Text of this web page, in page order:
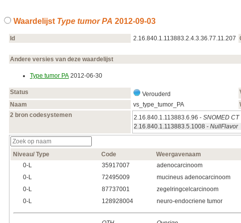
Waardelijst Type tumor PA 2012‑09‑03
Id 2.16.840.1.113883.2.4.3.36.77.11.207
Andere versies van deze waardelijst
Type tumor PA 2012‑06‑30
Status Verouderd
Naam
vs_type_tumor_PA
2 bron codesystemen
2.16.840.1.113883.6.96 - SNOMED CT
2.16.840.1.113883.5.1008 - NullFlavor
Niveau/ Type Code Weergavenaam
0‑L
35917007 adenocarcinoom
0‑L
72495009 mucineus adenocarcinoom
0‑L
87737001 zegelringcelcarcinoom
0‑L
128928004 neuro-endocriene tumor